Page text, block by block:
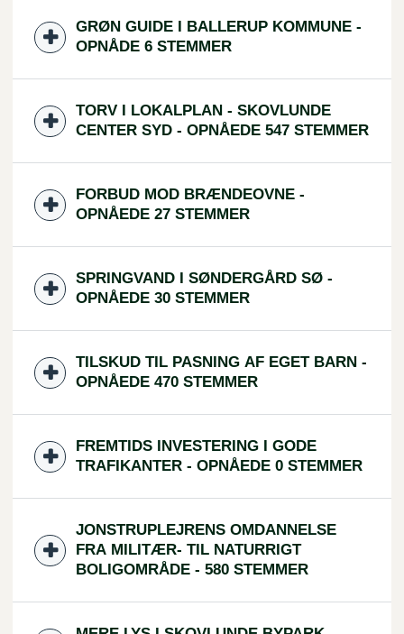
GRØN GUIDE I BALLERUP KOMMUNE -
OPNÅDE 6 STEMMER
TORV I LOKALPLAN - SKOVLUNDE
CENTER SYD - OPNÅEDE 547 STEMMER
FORBUD MOD BRÆNDEOVNE -
OPNÅEDE 27 STEMMER
SPRINGVAND I SØNDERGÅRD SØ -
OPNÅEDE 30 STEMMER
TILSKUD TIL PASNING AF EGET BARN -
OPNÅEDE 470 STEMMER
FREMTIDS INVESTERING I GODE
TRAFIKANTER - OPNÅEDE 0 STEMMER
JONSTRUPLEJRENS OMDANNELSE
FRA MILITÆR- TIL NATURRIGT
BOLIGOMRÅDE - 580 STEMMER